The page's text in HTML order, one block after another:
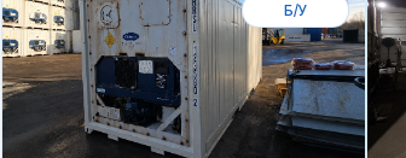
Б/У